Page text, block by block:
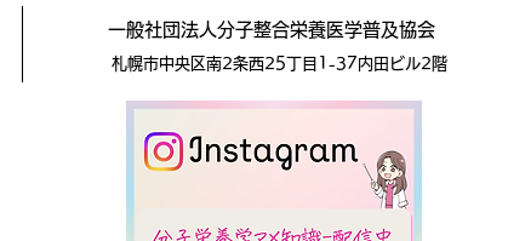
一般社団法人分子整合栄養医学普及協会
札幌市中央区南2条西25丁目1-37内田ビル2階